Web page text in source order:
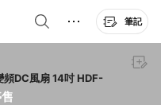
筆記
風扇 14吋 HDF-